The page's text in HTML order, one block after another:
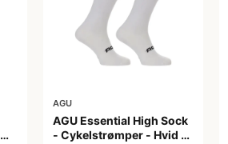
AGU
AGU Essential High Sock
- Cykelstrømper - Hvid -